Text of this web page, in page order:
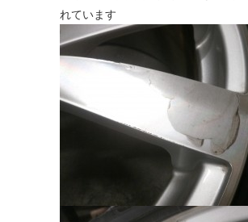
れています